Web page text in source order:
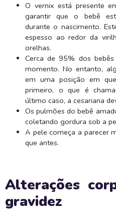
O vernix está presente
garantir que o bebê
durante o nascimento.
espesso ao redor da
orelhas.
Cerca de 95% dos
momento. No entanto,
em uma posição em
primeiro, o que é
último caso, a cesariana
Os pulmões do bebê
coletando gordura sob a
A pele começa a parecer
que antes.
Alterações
gravidez